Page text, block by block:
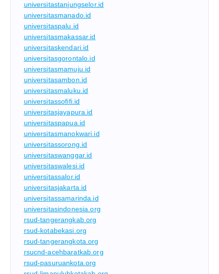
universitastanjungselor.id
universitasmanado.id
universitaspalu.id
universitasmakassar.id
universitaskendari.id
universitasgorontalo.id
universitasmamuju.id
universitasambon.id
universitasmaluku.id
universitassofifi.id
universitasjayapura.id
universitaspapua.id
universitasmanokwari.id
universitassorong.id
universitaswanggar.id
universitaswalesi.id
universitassalor.id
universitasjakarta.id
universitassamarinda.id
universitasindonesia.org
rsud-tangerangkab.org
rsud-kotabekasi.org
rsud-tangerangkota.org
rsucnd-acehbaratkab.org
rsud-pasuruankota.org